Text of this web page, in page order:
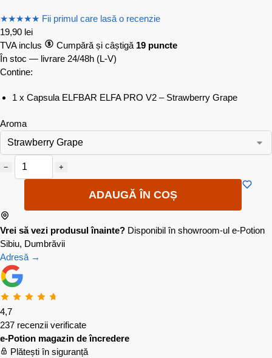
★★★★★ Fii primul care lasă o recenzie
19,90 lei
TVA inclus
Cumpără și câștigă 19 puncte
În stoc — livrare 24/48h (L-V)
Contine:
1 x Capsula ELFBAR ELFA PRO V2 – Strawberry Grape
Aroma
− +
ADAUGĂ ÎN COȘ
Vrei să vezi produsul înainte? Disponibil în showroom-ul e-Potion
Sibiu, Dumbrăvii
Adresă →
4,7
237 recenzii verificate
e-Potion magazin de încredere
Plătești în siguranță